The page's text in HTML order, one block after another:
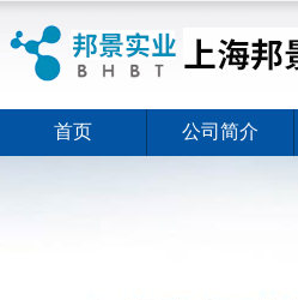
首页 公司简介